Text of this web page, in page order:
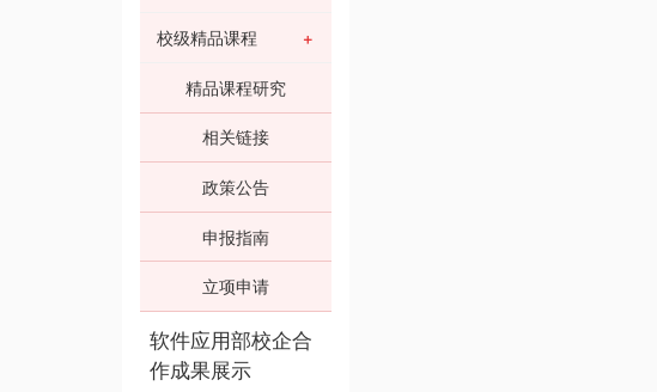
校级精品课程
精品课程研究
相关链接
政策公告
申报指南
立项申请
软件应用部校企合
作成果展示